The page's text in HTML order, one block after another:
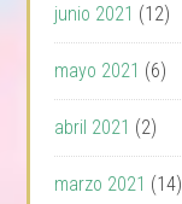
junio 2021 (12)
mayo 2021 (6)
abril 2021 (2)
marzo 2021 (14)